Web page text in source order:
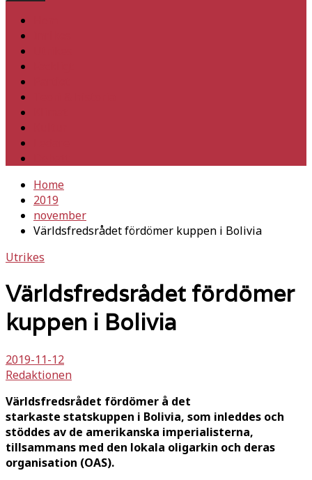
Home
2019
november
Världsfredsrådet fördömer kuppen i Bolivia
Utrikes
Världsfredsrådet fördömer
kuppen i Bolivia
2019-11-12
Redaktionen
Världsfredsrådet fördömer å det
starkaste statskuppen i Bolivia, som inleddes och
stöddes av de amerikanska imperialisterna,
tillsammans med den lokala oligarkin och deras
organisation (OAS).